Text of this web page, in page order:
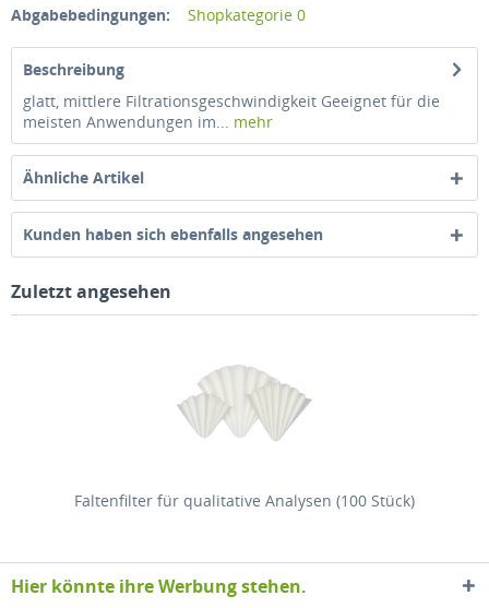
Abgabebedingungen:
Shopkategorie 0
Beschreibung
glatt, mittlere Filtrationsgeschwindigkeit Geeignet für die
meisten Anwendungen im... mehr
Ähnliche Artikel
Kunden haben sich ebenfalls angesehen
Zuletzt angesehen
Faltenfilter für qualitative Analysen (100 Stück)
Hier könnte ihre Werbung stehen.